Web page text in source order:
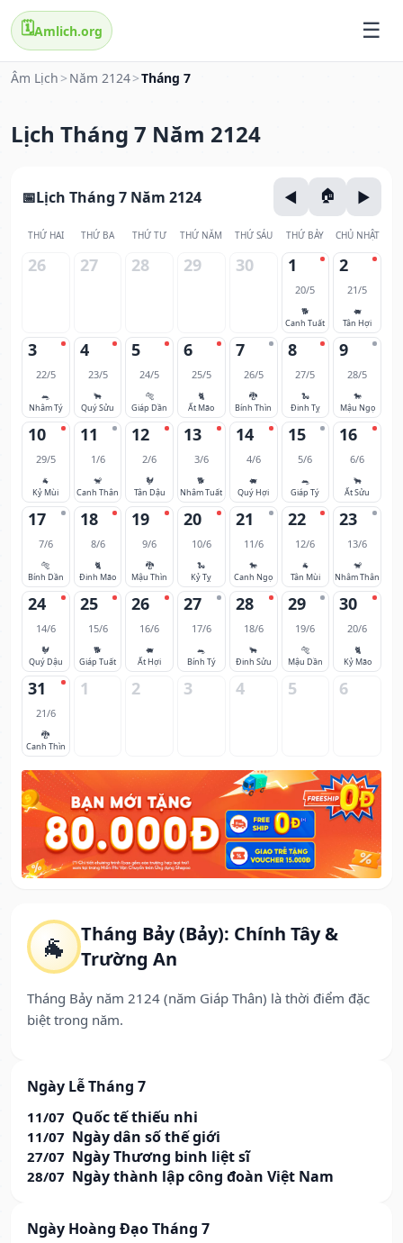
🗓️Amlich.org
Âm Lịch > Năm 2124>Tháng 7
Lịch Tháng 7 Năm 2124
🐐
Tháng Bảy (Bảy): Chính Tây &
Trường An
Tháng Bảy năm 2124 (năm Giáp Thân) là thời điểm đặc
biệt trong năm.
Ngày Lễ Tháng 7
11/07 Quốc tế thiếu nhi
11/07 Ngày dân số thế giới
27/07 Ngày Thương binh liệt sĩ
28/07 Ngày thành lập công đoàn Việt Nam
Ngày Hoàng Đạo Tháng 7
Lịch Tháng 7 Năm 2124
THỨ HAI THỨ BA THỨ TƯ THỨ NĂM THỨ SÁU THỨ BẢY CHỦ NHẬT
26 27 28 29 30 1
20/5
🐕
Canh Tuất
2
21/5
🐖
Tân Hợi
3
22/5
🐀
Nhâm Tý
4
23/5
🐂
Quý Sửu
5
24/5
🐅
Giáp Dần
6
25/5
🐈
Ất Mão
7
26/5
🐉
Bính Thìn
8
27/5
🐍
Đinh Tỵ
9
28/5
🐎
Mậu Ngọ
10
29/5
🐐
Kỷ Mùi
11
1/6
🐒
Canh Thân
12
2/6
🐓
Tân Dậu
13
3/6
🐕
Nhâm Tuất
14
4/6
🐖
Quý Hợi
15
5/6
🐀
Giáp Tý
16
6/6
🐂
Ất Sửu
17
7/6
🐅
Bính Dần
18
8/6
🐈
Đinh Mão
19
9/6
🐉
Mậu Thìn
20
10/6
🐍
Kỷ Tỵ
21
11/6
🐎
Canh Ngọ
22
12/6
🐐
Tân Mùi
23
13/6
🐒
Nhâm Thân
24
14/6
🐓
Quý Dậu
25
15/6
🐕
Giáp Tuất
26
16/6
🐖
Ất Hợi
27
17/6
🐀
Bính Tý
28
18/6
🐂
Đinh Sửu
29
19/6
🐅
Mậu Dần
30
20/6
🐈
Kỷ Mão
31
21/6
🐉
Canh Thìn
1 2 3 4 5 6